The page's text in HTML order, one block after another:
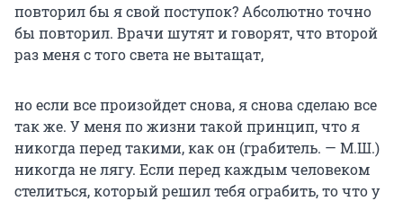
повторил бы я свой поступок? Абсолютно точно
бы повторил. Врачи шутят и говорят, что второй
раз меня с того света не вытащат,
но если все произойдет снова, я снова сделаю все
так же. У меня по жизни такой принцип, что я
никогда перед такими, как он (грабитель. — М.Ш.)
никогда не лягу. Если перед каждым человеком
стелиться, который решил тебя ограбить, то что у